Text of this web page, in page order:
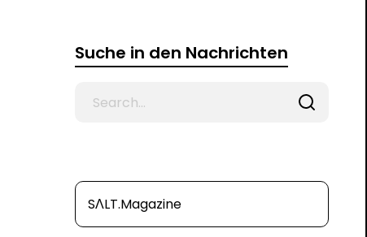
Suche in den Nachrichten
SΛLT.Magazine